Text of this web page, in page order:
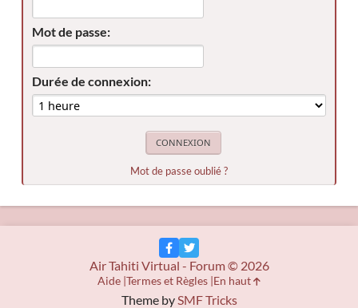
Mot de passe:
Durée de connexion:
Mot de passe oublié ?
Theme bySMF Tricks
Air Tahiti Virtual - Forum © 2026
Aide Termes et Règles En haut